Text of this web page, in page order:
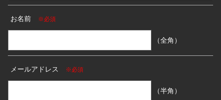
お名前 ※必須
（全角）
メールアドレス ※必須
（半角）